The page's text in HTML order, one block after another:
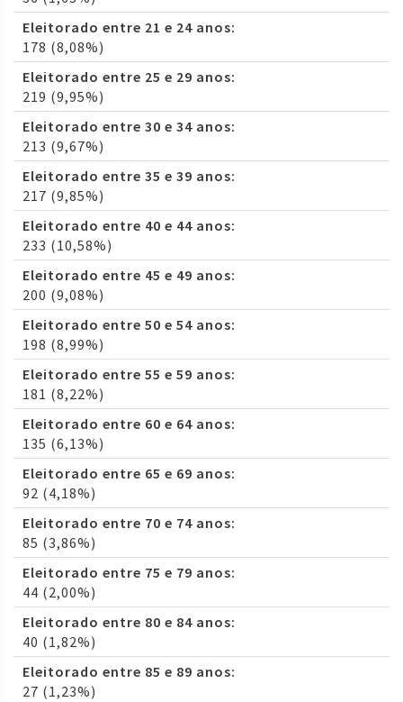
Eleitorado entre 21 e 24 anos:
178 (8,08%)
Eleitorado entre 25 e 29 anos:
219 (9,95%)
Eleitorado entre 30 e 34 anos:
213 (9,67%)
Eleitorado entre 35 e 39 anos:
217 (9,85%)
Eleitorado entre 40 e 44 anos:
233 (10,58%)
Eleitorado entre 45 e 49 anos:
200 (9,08%)
Eleitorado entre 50 e 54 anos:
198 (8,99%)
Eleitorado entre 55 e 59 anos:
181 (8,22%)
Eleitorado entre 60 e 64 anos:
135 (6,13%)
Eleitorado entre 65 e 69 anos:
92 (4,18%)
Eleitorado entre 70 e 74 anos:
85 (3,86%)
Eleitorado entre 75 e 79 anos:
44 (2,00%)
Eleitorado entre 80 e 84 anos:
40 (1,82%)
Eleitorado entre 85 e 89 anos:
27 (1,23%)